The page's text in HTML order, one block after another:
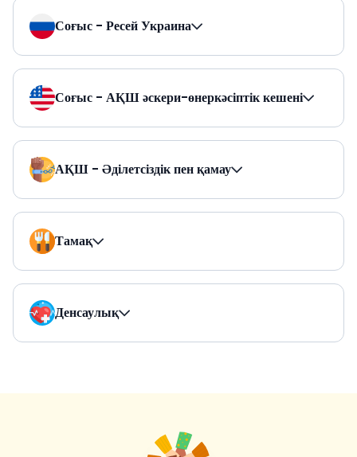
Соғыс - Ресей Украина
Соғыс - АҚШ әскери-өнеркәсіптік кешені
АҚШ - Әділетсіздік пен қамау
Тамақ
Денсаулық